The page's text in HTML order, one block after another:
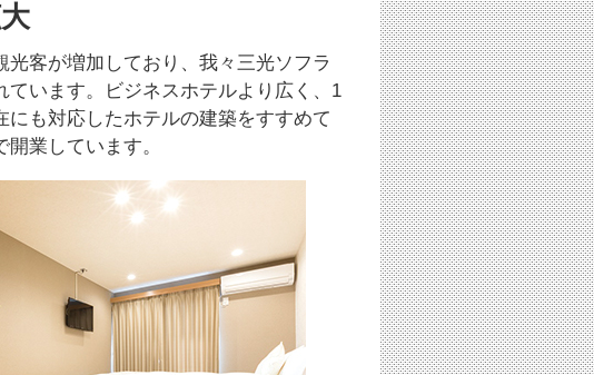
客が増加しており、我々三光ソフラ
ています。ビジネスホテルより広く、1
も対応したホテルの建築をすすめて
業しています。